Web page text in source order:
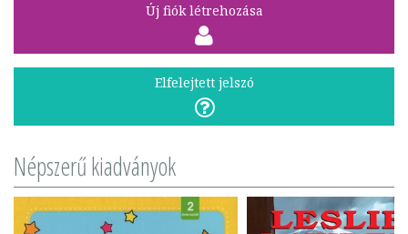
Új fiók létrehozása
Elfelejtett jelszó
Népszerű kiadványok